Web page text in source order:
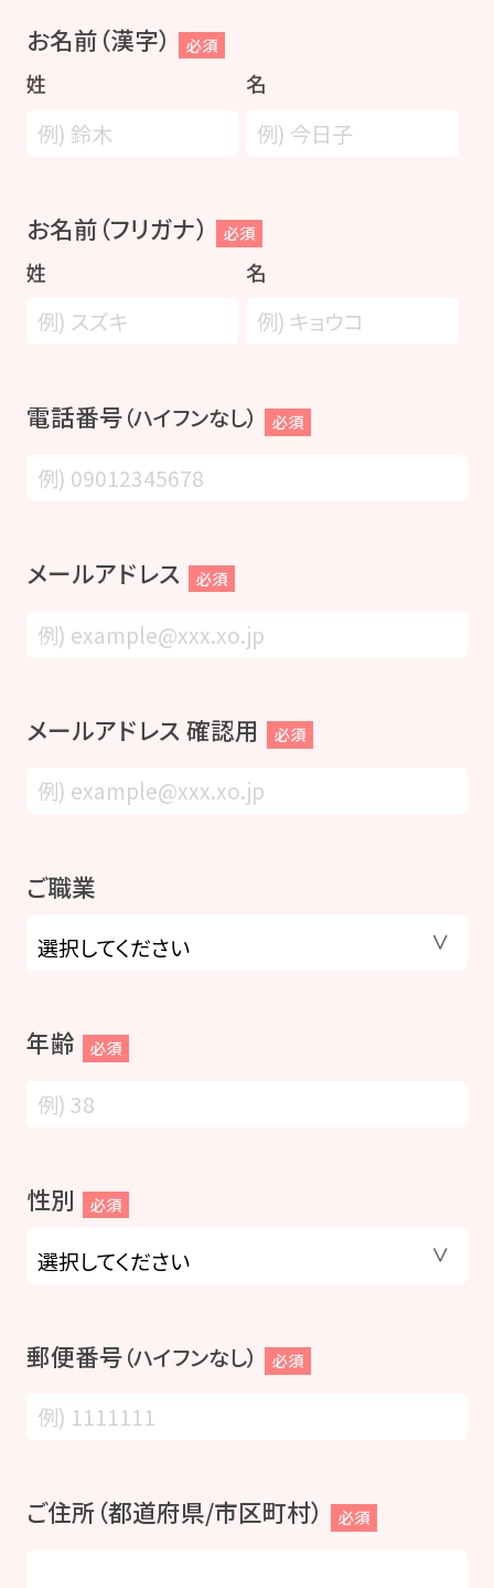
お名前（漢字） 必須
姓 名
お名前（フリガナ） 必須
姓 名
電話番号（ハイフンなし） 必須
メールアドレス 必須
メールアドレス 確認用 必須
ご職業
年齢 必須
性別 必須
郵便番号（ハイフンなし） 必須
ご住所（都道府県/市区町村） 必須